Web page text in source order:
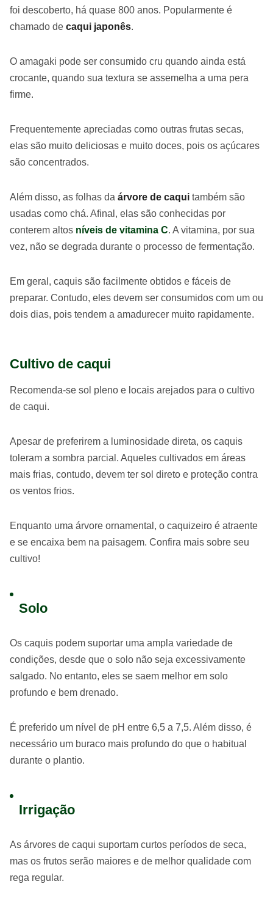
foi descoberto, há quase 800 anos. Popularmente é
chamado de caqui japonês.
O amagaki pode ser consumido cru quando ainda está
crocante, quando sua textura se assemelha a uma pera
firme.
Frequentemente apreciadas como outras frutas secas,
elas são muito deliciosas e muito doces, pois os açúcares
são concentrados.
Além disso, as folhas da árvore de caqui também são
usadas como chá. Afinal, elas são conhecidas por
conterem altos níveis de vitamina C. A vitamina, por sua
vez, não se degrada durante o processo de fermentação.
Em geral, caquis são facilmente obtidos e fáceis de
preparar. Contudo, eles devem ser consumidos com um ou
dois dias, pois tendem a amadurecer muito rapidamente.
Cultivo de caqui
Recomenda-se sol pleno e locais arejados para o cultivo
de caqui.
Apesar de preferirem a luminosidade direta, os caquis
toleram a sombra parcial. Aqueles cultivados em áreas
mais frias, contudo, devem ter sol direto e proteção contra
os ventos frios.
Enquanto uma árvore ornamental, o caquizeiro é atraente
e se encaixa bem na paisagem. Confira mais sobre seu
cultivo!
Solo
Os caquis podem suportar uma ampla variedade de
condições, desde que o solo não seja excessivamente
salgado. No entanto, eles se saem melhor em solo
profundo e bem drenado.
É preferido um nível de pH entre 6,5 a 7,5. Além disso, é
necessário um buraco mais profundo do que o habitual
durante o plantio.
Irrigação
As árvores de caqui suportam curtos períodos de seca,
mas os frutos serão maiores e de melhor qualidade com
rega regular.